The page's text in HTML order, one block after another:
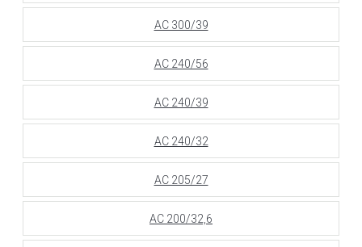
АС 300/39
АС 240/56
АС 240/39
АС 240/32
АС 205/27
АС 200/32,6